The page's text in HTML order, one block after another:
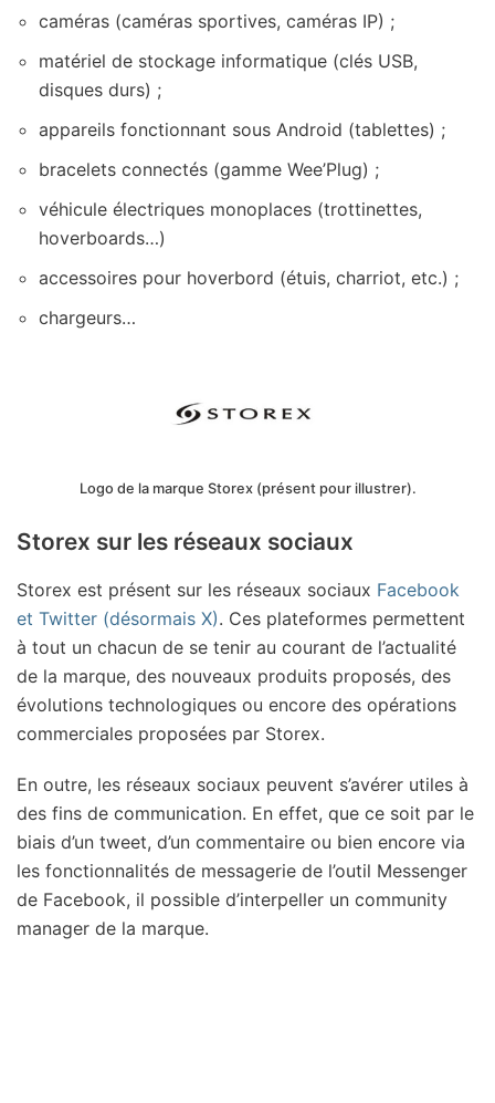
caméras (caméras sportives, caméras IP) ;
matériel de stockage informatique (clés USB,
disques durs) ;
appareils fonctionnant sous Android (tablettes) ;
bracelets connectés (gamme Wee’Plug) ;
véhicule électriques monoplaces (trottinettes,
hoverboards…)
accessoires pour hoverbord (étuis, charriot, etc.) ;
chargeurs…
Logo de la marque Storex (présent pour illustrer).
Storex sur les réseaux sociaux
Storex est présent sur les réseaux sociaux Facebook
et Twitter (désormais X). Ces plateformes permettent
à tout un chacun de se tenir au courant de l’actualité
de la marque, des nouveaux produits proposés, des
évolutions technologiques ou encore des opérations
commerciales proposées par Storex.
En outre, les réseaux sociaux peuvent s’avérer utiles à
des fins de communication. En effet, que ce soit par le
biais d’un tweet, d’un commentaire ou bien encore via
les fonctionnalités de messagerie de l’outil Messenger
de Facebook, il possible d’interpeller un community
manager de la marque.